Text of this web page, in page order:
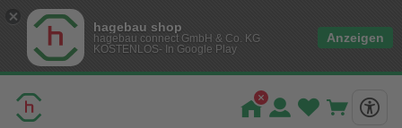
hagebau shop
hagebau connect GmbH & Co. KG
KOSTENLOS- In Google Play
Anzeigen